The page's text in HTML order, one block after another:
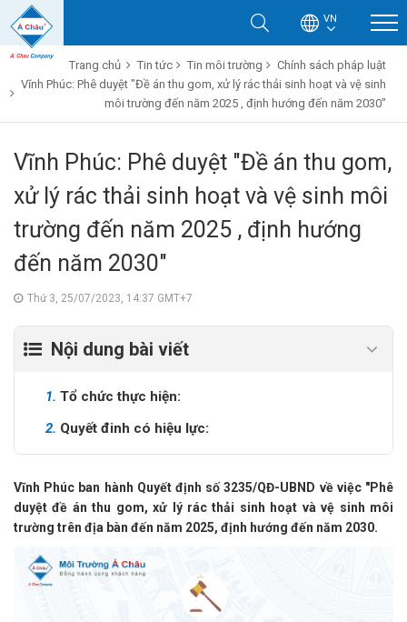
VN
Trang chủ Tin tức Tin môi trường
Chính sách pháp luật
Vĩnh Phúc: Phê duyệt "Đề án thu gom, xử lý rác thải sinh hoạt và vệ sinh
môi trường đến năm 2025 , định hướng đến năm 2030"
Vĩnh Phúc: Phê duyệt "Đề án thu gom,
xử lý rác thải sinh hoạt và vệ sinh môi
trường đến năm 2025 , định hướng
đến năm 2030"
Thứ 3, 25/07/2023, 14:37 GMT+7
Nội dung bài viết
1. Tổ chức thực hiện:
2. Quyết đinh có hiệu lực:
Vĩnh Phúc ban hành Quyết định số 3235/QĐ-UBND về việc "Phê
duyệt đề án thu gom, xử lý rác thải sinh hoạt và vệ sinh môi
trường trên địa bàn đến năm 2025, định hướng đến năm 2030.